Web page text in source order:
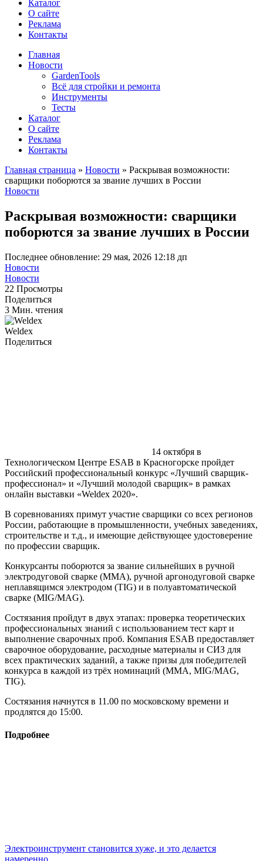
Каталог
О сайте
Реклама
Контакты
Главная
Новости
GardenTools
Всё для стройки и ремонта
Инструменты
Тесты
Каталог
О сайте
Реклама
Контакты
Главная страница » Новости » Раскрывая возможности:
сварщики поборются за звание лучших в России
Новости
Раскрывая возможности: сварщики
поборются за звание лучших в России
Последнее обновление: 29 мая, 2026 12:18 дп
Новости
Новости
22 Просмотры
Поделиться
3 Мин. чтения
Weldex
Поделиться
14 октября в
Технологическом Центре ESAB в Красногорске пройдет
Российский профессиональный конкурс «Лучший сварщик-
профессионал» и «Лучший молодой сварщик» в рамках
онлайн выставки «Weldex 2020».
В соревнованиях примут участие сварщики со всех регионов
России, работающие в промышленности, учебных заведениях,
строительстве и т.д., и имеющие действующее удостоверение
по профессии сварщик.
Конкурсанты поборются за звание сильнейших в ручной
электродуговой сварке (ММА), ручной аргонодуговой сварке
неплавящимся электродом (TIG) и в полуавтоматической
сварке (MIG/MAG).
Состязания пройдут в двух этапах: проверка теоретических
профессиональных знаний с использованием тест карт и
выполнение сварочных проб. Компания ESAB предоставляет
сварочное оборудование, расходные материалы и СИЗ для
всех практических заданий, а также призы для победителей
конкурса в каждой из трёх номинаций (MMA, MIG/MAG,
TIG).
Состязания начнутся в 11.00 по московскому времени и
продлятся до 15:00.
Подробнее
Электроинструмент становится хуже, и это делается